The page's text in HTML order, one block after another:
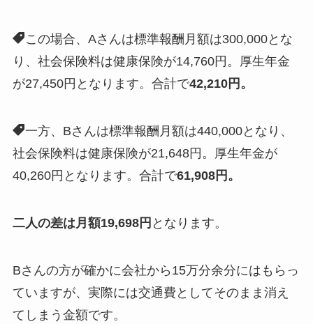
この場合、Aさんは標準報酬月額は300,000とな
り、社会保険料は健康保険が14,760円。厚生年金
が27,450円となります。合計で42,210円。
一方、Bさんは標準報酬月額は440,000となり、
社会保険料は健康保険が21,648円。厚生年金が
40,260円となります。合計で61,908円。
二人の差は 月額19,698円 となります。
Bさんの方が確かに会社から15万分余分にはもらっ
ていますが、実際には交通費としてそのまま消え
てしまう金額です。